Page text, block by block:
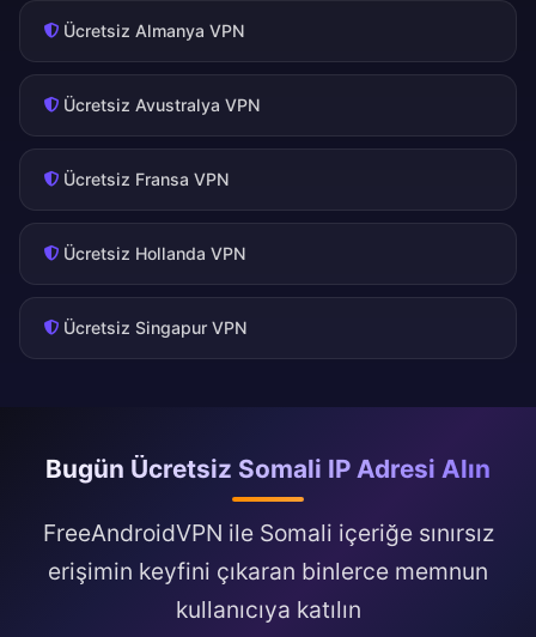
Ücretsiz Almanya VPN
Ücretsiz Avustralya VPN
Ücretsiz Fransa VPN
Ücretsiz Hollanda VPN
Ücretsiz Singapur VPN
Bugün Ücretsiz Somali IP Adresi Alın
FreeAndroidVPN ile Somali içeriğe sınırsız
erişimin keyfini çıkaran binlerce memnun
kullanıcıya katılın